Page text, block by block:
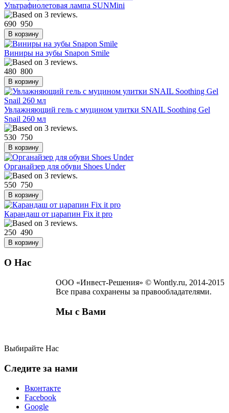
Ультрафиолетовая лампа SUNMini
690 950
Виниры на зубы Snapon Smile
480 800
Увлажняющий гель с муцином улитки SNAIL Soothing Gel
Snail 260 мл
530 750
Органайзер для обуви Shoes Under
550 750
Карандаш от царапин Fix it pro
250 490
О Нас
ООО «Инвест-Решения» © Wontly.ru, 2014-2015
Все права сохранены за правообладателями.
Мы с Вами
Выбирайте Нас
Следите за нами
Вконтакте
Facebook
Google